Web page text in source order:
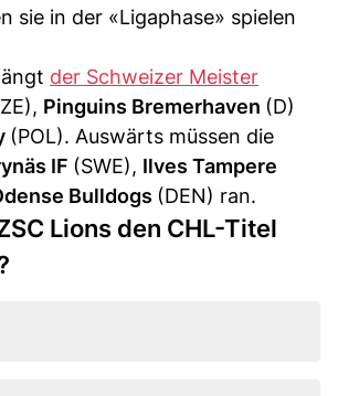
sie in der «Ligaphase» spielen
der Schweizer Meister
Pinguins Bremerhaven (D)
(POL). Auswärts müssen die
IF (SWE), Ilves Tampere
Bulldogs (DEN) ran.
Lions den CHL-Titel